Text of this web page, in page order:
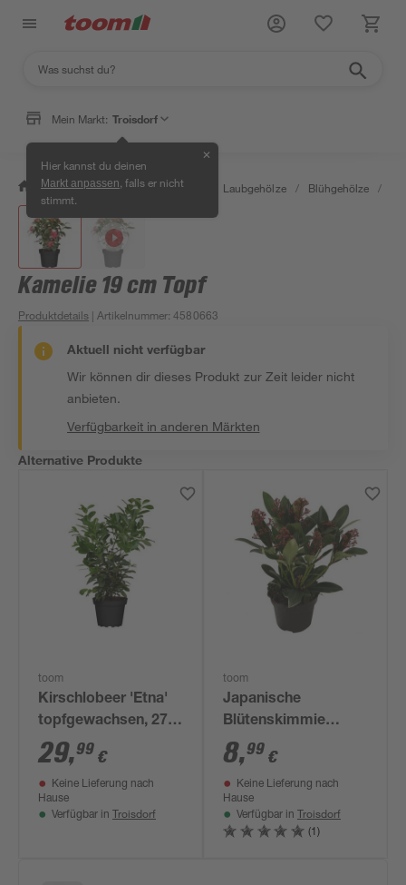
Mein Markt: Troisdorf
Hier kannst du deinen
Markt anpassen , falls er nicht
stimmt.
✕
/ Garten & Freizeit / Pflanzen Laubgehölze / Blühgehölze /
Kamelie 19 cm Topf
Produktdetails | Artikelnummer:4580663
Aktuell nicht verfügbar
Wir können dir dieses Produkt zur Zeit leider nicht
anbieten.
Verfügbarkeit in anderen Märkten
Alternative Produkte
toom
Kirschlobeer 'Etna'
topfgewachsen, 27
cm Topf
29,99 €
Keine Lieferung nach
Hause
Verfügbar in Troisdorf
toom
Japanische
Blütenskimmie
'Rubella' 13 cm Topf
8,99 €
Keine Lieferung nach
Hause
Verfügbar in Troisdorf
(1)